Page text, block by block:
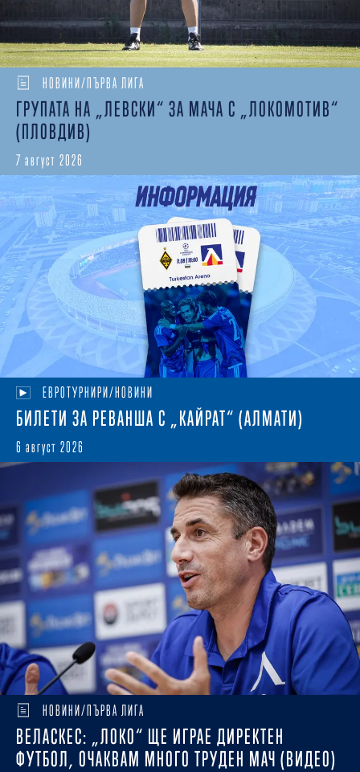
НОВИНИ/ПЪРВА ЛИГА
ГРУПАТА НА „ЛЕВСКИ“ ЗА МАЧА С „ЛОКОМОТИВ“
(ПЛОВДИВ)
7 август 2026
ЕВРОТУРНИРИ/НОВИНИ
БИЛЕТИ ЗА РЕВАНША С „КАЙРАТ“ (АЛМАТИ)
6 август 2026
НОВИНИ/ПЪРВА ЛИГА
ВЕЛАСКЕС: „ЛОКО“ ЩЕ ИГРАЕ ДИРЕКТЕН
ФУТБОЛ, ОЧАКВАМ МНОГО ТРУДЕН МАЧ (ВИДЕО)